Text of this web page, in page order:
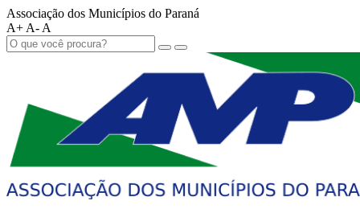
Associação dos Municípios do Paraná
A+ A- A